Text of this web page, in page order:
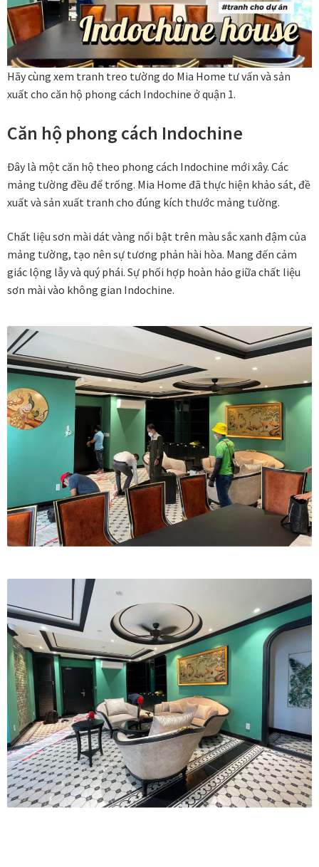
Đăng ký thành viên
Danh Lam Collection
Điều Khoản Sử Dụng
Hoa Xuân – Tranh sơn mài hoa
Kim Mã – Tranh sơn mài dát vàng
Liên Diệp collection
Liên Hoa – Tranh hoa sen sơn mài
Reflections by the River
Thịnh Vượng Collection
Tranh ánh kim Collection
Tranh điêu khắc gỗ Collection
Tranh sơn mài Thư Pháp
Trống Đồng Collection
Viên Dung Collection
Vũ khúc thiên nga Collection
Wheels of Time
Tranh chim sếu nghệ thuật
Các dòng giấy in Giclee
Catalogue
Catalogue Bộ Sưu Tập Mã Vương
Câu hỏi thường gặp khi mua tranh tại Mia Home
Hãy cùng xem tranh treo tường do Mia Home tư vấn và sản
xuất cho căn hộ phong cách Indochine ở quận 1.
Căn hộ phong cách Indochine
Đây là một căn hộ theo phong cách Indochine mới xây. Các
mảng tường đều để trống. Mia Home đã thực hiện khảo sát, đề
xuất và sản xuất tranh cho đúng kích thước mảng tường.
Chất liệu sơn mài dát vàng nổi bật trên màu sắc xanh đậm của
mảng tường, tạo nên sự tương phản hài hòa. Mang đến cảm
giác lộng lẫy và quý phái. Sự phối hợp hoàn hảo giữa chất liệu
sơn mài vào không gian Indochine.